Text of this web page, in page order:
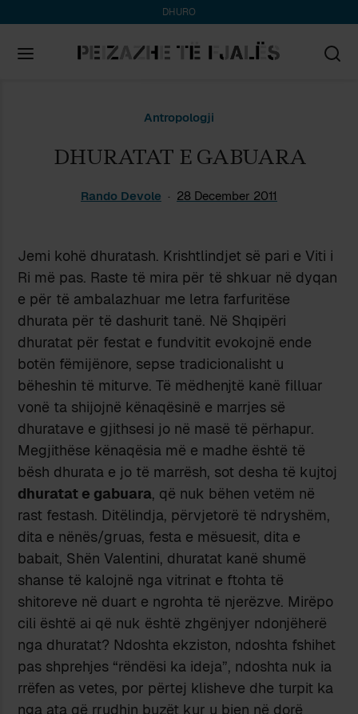
DHURO
Antropologji
DHURATAT E GABUARA
Rando Devole 28 December 2011
Jemi kohë dhuratash. Krishtlindjet së pari e Viti i
Ri më pas. Raste të mira për të shkuar në dyqan
e për të ambalazhuar me letra farfuritëse
dhurata për të dashurit tanë. Në Shqipëri
dhuratat për festat e fundvitit evokojnë ende
botën fëmijënore, sepse tradicionalisht u
bëheshin të miturve. Të mëdhenjtë kanë filluar
vonë ta shijojnë kënaqësinë e marrjes së
dhuratave e gjithsesi jo në masë të përhapur.
Megjithëse kënaqësia më e madhe është të
bësh dhurata e jo të marrësh, sot desha të kujtoj
dhuratat e gabuara, që nuk bëhen vetëm në
rast festash. Ditëlindja, përvjetorë të ndryshëm,
dita e nënës/gruas, festa e mësuesit, dita e
babait, Shën Valentini, dhuratat kanë shumë
shanse të kalojnë nga vitrinat e ftohta të
shitoreve në duart e ngrohta të njerëzve. Mirëpo
cili është ai që nuk është zhgënjyer ndonjëherë
nga dhuratat? Ndoshta ekziston, ndoshta fshihet
pas shprehjes “rëndësi ka ideja”, ndoshta nuk ia
rrëfen as vetes, por përtej klisheve dhe turpit ka
nga ata që rrudhin buzët kur u bien në dorë